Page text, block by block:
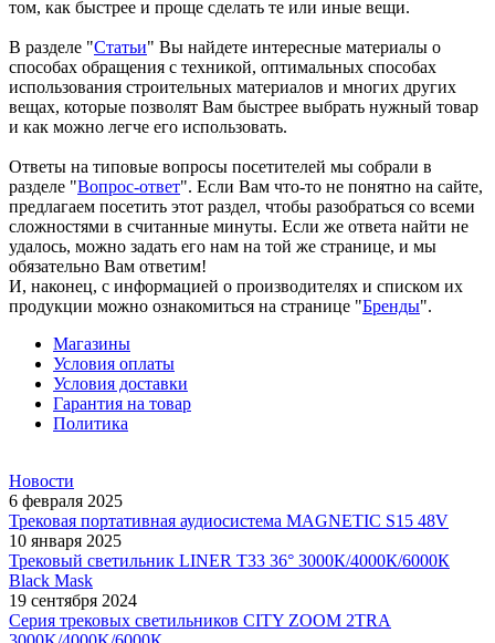
том, как быстрее и проще сделать те или иные вещи.
В разделе "Статьи" Вы найдете интересные материалы о
способах обращения с техникой, оптимальных способах
использования строительных материалов и многих других
вещах, которые позволят Вам быстрее выбрать нужный товар
и как можно легче его использовать.
Ответы на типовые вопросы посетителей мы собрали в
разделе "Вопрос-ответ". Если Вам что-то не понятно на сайте,
предлагаем посетить этот раздел, чтобы разобраться со всеми
сложностями в считанные минуты. Если же ответа найти не
удалось, можно задать его нам на той же странице, и мы
обязательно Вам ответим!
И, наконец, с информацией о производителях и списком их
продукции можно ознакомиться на странице "Бренды".
Магазины
Условия оплаты
Условия доставки
Гарантия на товар
Политика
Новости
6 февраля 2025
Трековая портативная аудиосистема MAGNETIC S15 48V
10 января 2025
Трековый светильник LINER T33 36° 3000К/4000К/6000К
Black Mask
19 сентября 2024
Серия трековых светильников CITY ZOOM 2TRA